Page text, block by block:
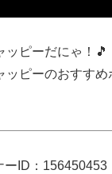
ッピーだにゃ！🎵
ッピーのおすすめ
ーID：156450453